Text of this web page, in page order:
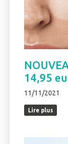
14,95
11/11/2021
Lire plus